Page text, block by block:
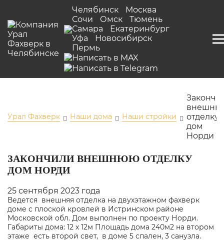
Челябинск
Москва
Сочи
Омск
Тюмень
Самара
Екатеринбург
Уфа
Новосибирск
Пермь
Урал Фахверк Наши дома Наши стройки
отделку
дом
Норди
ЗАКОНЧИЛИ ВНЕШНЮЮ ОТДЕЛКУ
ДОМ НОРДИ
25 сентября 2023 года
Ведется внешняя отделка на двухэтажном фахверк
доме с плоской кровлей в Истринском районе
Московской обл. Дом выполнен по проекту Норди.
Габариты дома: 12 х 12м Площадь дома 240м2 на втором
этаже есть второй свет, в доме 5 спален, 3 санузла.